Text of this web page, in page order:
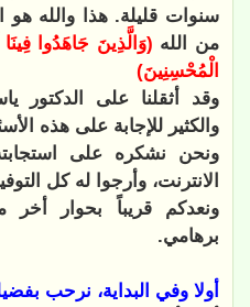
سنوات قليلة. هذا والله هو
من الله (وَالَّذِينَ جَاهَدُوا
الْمُحْسِنِينَ)
وقد أثقلنا على الدكتور
والكثير للإجابة على هذه
ونحن نشكره على
الانترنت، وأرجوا له كل
ونعدكم قريباً بحوار أخر
برهامي.
أولا وفي البداية، نرحب